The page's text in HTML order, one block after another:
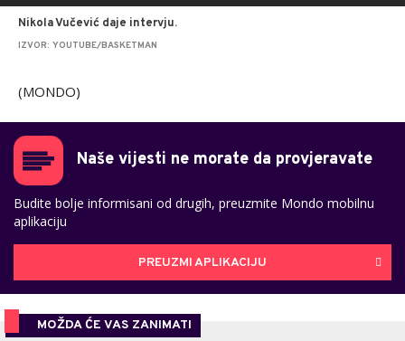
Nikola Vučević daje intervju.
IZVOR: YOUTUBE/BASKETMAN
(MONDO)
Naše vijesti ne morate da provjeravate
Budite bolje informisani od drugih, preuzmite Mondo mobilnu
aplikaciju
PREUZMI APLIKACIJU
MOŽDA ĆE VAS ZANIMATI